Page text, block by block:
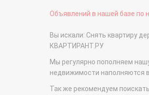
Объявлений в нашей базе по
Вы искали: Снять квартиру
КВАРТИРАНТ.РУ
Мы регулярно пополняем
недвижимости наполняются
Так же рекомендуем